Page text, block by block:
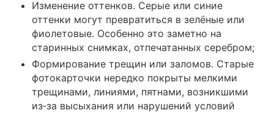
Изменение оттенков. Серые или синие
оттенки могут превратиться в зелёные или
фиолетовые. Особенно это заметно на
старинных снимках, отпечатанных серебром;
Формирование трещин или заломов. Старые
фотокарточки нередко покрыты мелкими
трещинами, линиями, пятнами, возникшими
из‑за высыхания или нарушений условий